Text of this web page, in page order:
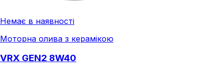
Немає в наявності
Моторна олива з керамікою
VRX GEN2 8W40